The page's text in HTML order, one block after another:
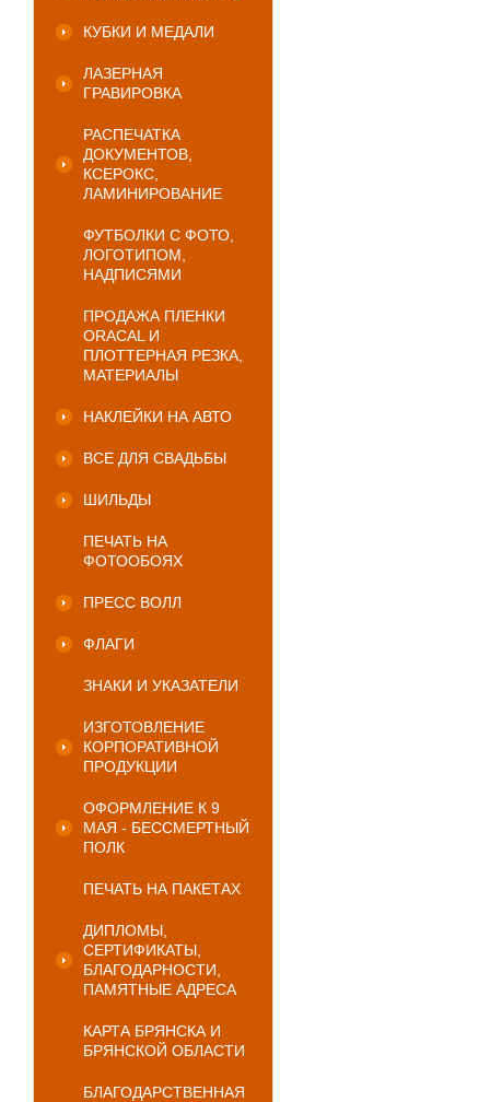
КУБКИ И МЕДАЛИ
ЛАЗЕРНАЯ
ГРАВИРОВКА
РАСПЕЧАТКА
ДОКУМЕНТОВ,
КСЕРОКС,
ЛАМИНИРОВАНИЕ
ФУТБОЛКИ С ФОТО,
ЛОГОТИПОМ,
НАДПИСЯМИ
ПРОДАЖА ПЛЕНКИ
ORACAL И
ПЛОТТЕРНАЯ РЕЗКА,
МАТЕРИАЛЫ
НАКЛЕЙКИ НА АВТО
ВСЕ ДЛЯ СВАДЬБЫ
ШИЛЬДЫ
ПЕЧАТЬ НА
ФОТООБОЯХ
ПРЕСС ВОЛЛ
ФЛАГИ
ЗНАКИ И УКАЗАТЕЛИ
ИЗГОТОВЛЕНИЕ
КОРПОРАТИВНОЙ
ПРОДУКЦИИ
ОФОРМЛЕНИЕ К 9
МАЯ - БЕССМЕРТНЫЙ
ПОЛК
ПЕЧАТЬ НА ПАКЕТАХ
ДИПЛОМЫ,
СЕРТИФИКАТЫ,
БЛАГОДАРНОСТИ,
ПАМЯТНЫЕ АДРЕСА
КАРТА БРЯНСКА И
БРЯНСКОЙ ОБЛАСТИ
БЛАГОДАРСТВЕННАЯ